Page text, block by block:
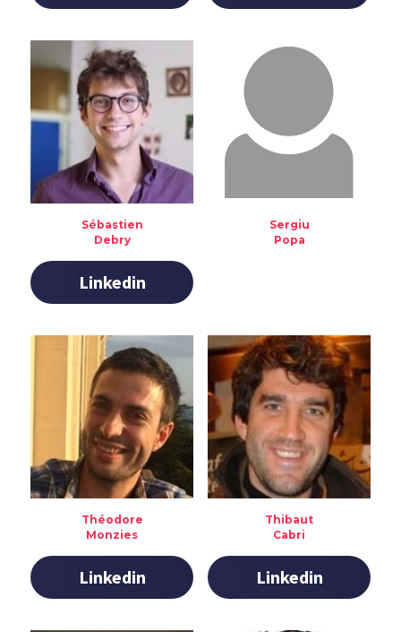
Sébastien
Debry
Linkedin
Sergiu
Popa
Théodore
Monzies
Linkedin
Thibaut
Cabri
Linkedin